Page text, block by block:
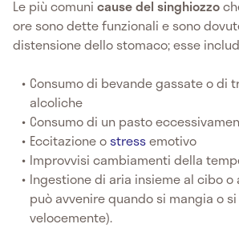
Le più comuni cause del singhiozzo
ore sono dette funzionali e sono
distensione dello stomaco; esse
Consumo di bevande gassate o di
alcoliche
Consumo di un pasto
Eccitazione ostressemotivo
Improvvisi cambiamenti della
Ingestione di aria insieme al cibo o
può avvenire quando si mangia o
velocemente).